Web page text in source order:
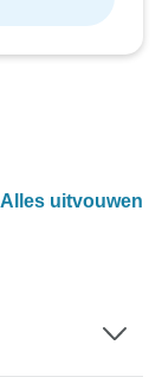
Alles uitvouwen